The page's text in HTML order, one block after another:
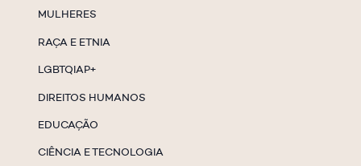
MULHERES
RAÇA E ETNIA
LGBTQIAP+
DIREITOS HUMANOS
EDUCAÇÃO
CIÊNCIA E TECNOLOGIA